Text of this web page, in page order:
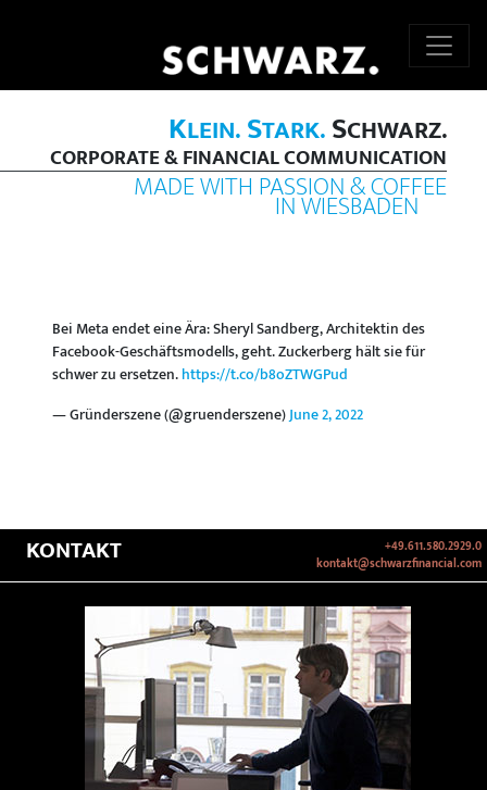
KLEIN.STARK.SCHWARZ.
CORPORATE & FINANCIAL COMMUNICATION
MADE WITH PASSION & COFFEE
IN WIESBADEN
Bei Meta endet eine Ära: Sheryl Sandberg, Architektin des
Facebook-Geschäftsmodells, geht. Zuckerberg hält sie für
schwer zu ersetzen.https://t.co/b8oZTWGPud
— Gründerszene (@gruenderszene)June 2, 2022
KONTAKT
+49.611.580.2929.0
kontakt@schwarzfinancial.com